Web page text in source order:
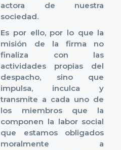
actora de nuestra
sociedad.
Es por ello, por lo que la
misión de la firma no
finaliza con las
actividades propias del
despacho, sino que
impulsa, inculca y
transmite a cada uno de
los miembros que la
componen la labor social
que estamos obligados
moralmente a